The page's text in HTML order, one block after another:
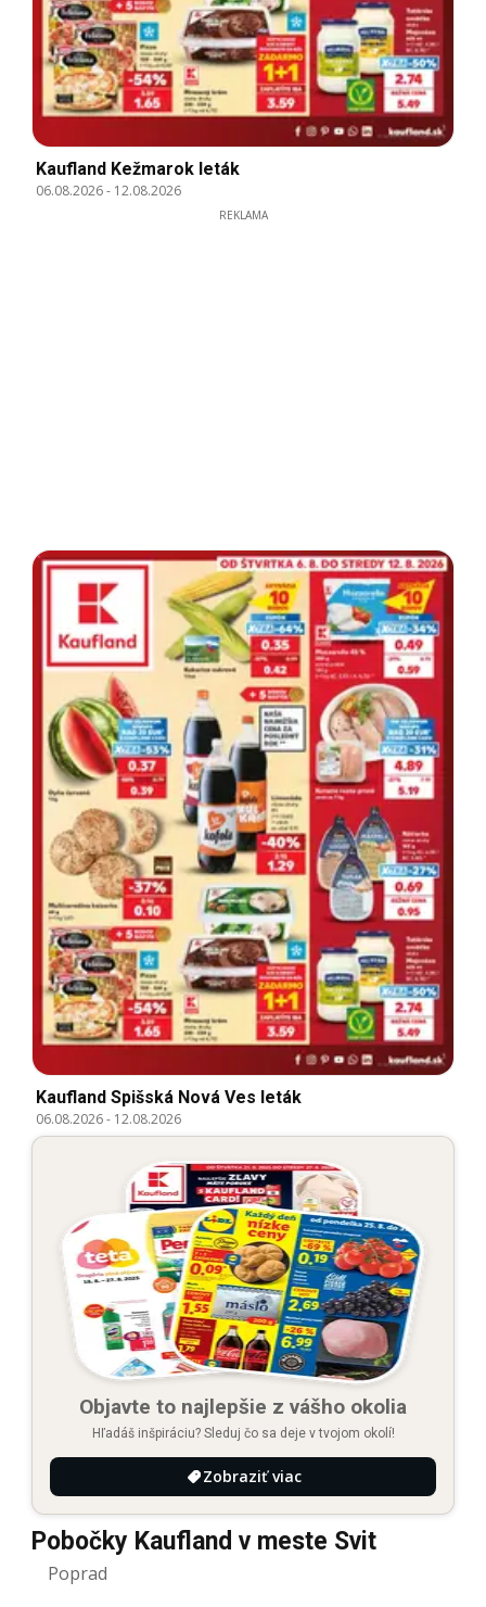
Kaufland Kežmarok leták
06.08.2026- 12.08.2026
REKLAMA
Kaufland Spišská Nová Ves leták
06.08.2026- 12.08.2026
Objavte to najlepšie z vášho okolia
Hľadáš inšpiráciu? Sleduj čo sa deje v tvojom okolí!
Zobraziť viac
Pobočky Kaufland v meste Svit
Poprad